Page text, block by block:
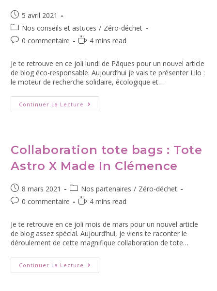
5 avril 2021
Nos conseils et astuces / Zéro-déchet
0 commentaire
4 mins read
Je te retrouve en ce joli lundi de Pâques pour un nouvel article
de blog éco-responsable. Aujourd’hui je vais te présenter Lilo :
le moteur de recherche solidaire, écologique et…
Continuer La Lecture
Collaboration tote bags : Tote
Astro X Made In Clémence
8 mars 2021 Nos partenaires / Zéro-déchet
0 commentaire
4 mins read
Je te retrouve en ce joli mois de mars pour un nouvel article
de blog assez spécial. Aujourd’hui, je viens te raconter le
déroulement de cette magnifique collaboration de tote…
Continuer La Lecture